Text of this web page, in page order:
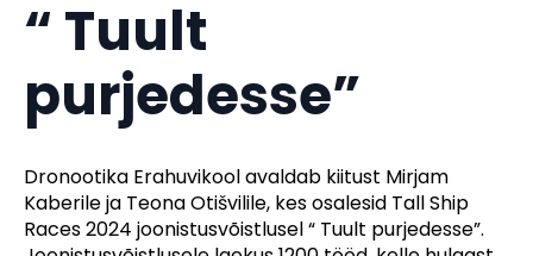
“ Tuult
purjedesse”
Dronootika Erahuvikool avaldab kiitust Mirjam
Kaberile ja Teona Otišvilile, kes osalesid Tall Ship
Races 2024 joonistusvõistlusel “ Tuult purjedesse”.